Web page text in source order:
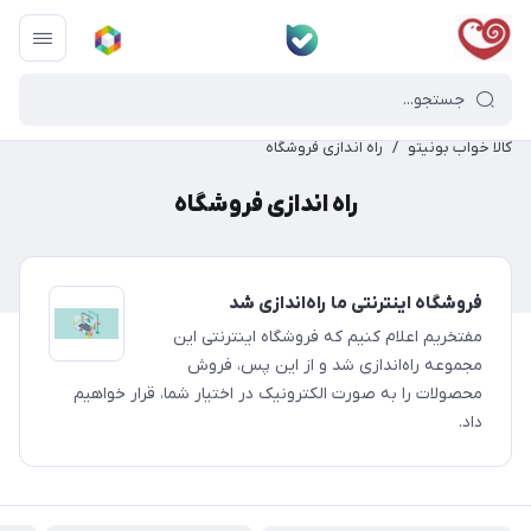
کالا خواب بونیتو / راه اندازی فروشگاه
راه اندازی فروشگاه
فروشگاه اینترنتی ما راه‌اندازی شد
مفتخریم اعلام کنیم که فروشگاه اینترنتی این
مجموعه راه‌اندازی شد و از این پس، فروش
محصولات را به صورت الکترونیک در اختیار شما، قرار خواهیم
داد.